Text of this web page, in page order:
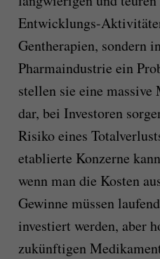
Entwicklungs-
Gentherapien, sondern
Pharmaindustrie ein
stellen sie eine massive
dar, bei Investoren
Risiko eines
etablierte Konzerne
wenn man die Kosten
Gewinne müssen
investiert werden, aber
zukünftigen